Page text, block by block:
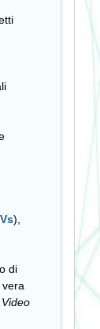
),
di
vera
Video